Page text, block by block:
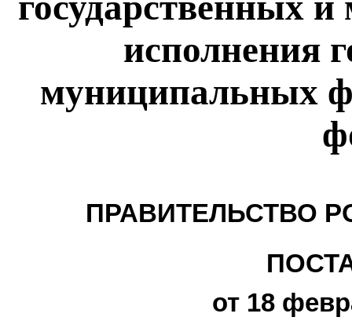
исполнения
муниципальных
ПРАВИТЕЛЬСТВО
от 18